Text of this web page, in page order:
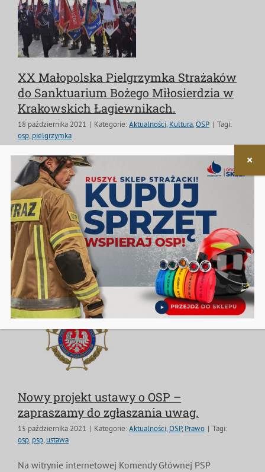
XX Małopolska Pielgrzymka Strażaków
do Sanktuarium Bożego Miłosierdzia w
Krakowskich Łagiewnikach.
18 października 2021 | Kategorie:Aktualności, Kultura,OSP | Tagi:
osp, pielgrzymka
W dniu 17 października 2021 roku w odbyła się XX
Małopolska Pielgrzymka Strażaków do Sanktuarium
Bożego Miłosierdzia w Krakowskich Łagiewnikach
połączona z Wojewódzkimi Obchodami 100-Lecia
Związku Ochotniczych Straży Pożarnych
Czytaj dalej
Nowy projekt ustawy o OSP –
zapraszamy do zgłaszania uwag.
15 października 2021 | Kategorie:Aktualności,OSP, Prawo | Tagi:
osp, psp, ustawa
Na witrynie internetowej Komendy Głównej PSP